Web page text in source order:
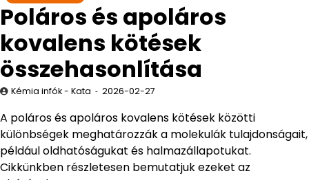
Poláros és apoláros
kovalens kötések
összehasonlítása
Kémia infók - Kata 2026-02-27
A poláros és apoláros kovalens kötések közötti
különbségek meghatározzák a molekulák tulajdonságait,
például oldhatóságukat és halmazállapotukat.
Cikkünkben részletesen bemutatjuk ezeket az